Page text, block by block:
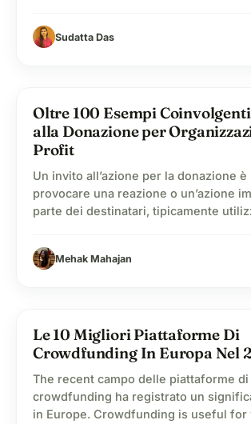
fondamentale trovare idee per attività
beneficenza che siano fresche,
Sudatta Das
lightbulb
Oltre 100 Esempi
alla Donazione per
Profit
Un invito all’azione per la donazione
provocare una reazione o un’azione
parte dei destinatari, tipicamente
non profit. Un CTA per donare offre
chiare, incoraggiando il pubblico a
Mehak Mahajan
volunteer_activism
Le 10 Migliori Piattaforme Di
Crowdfunding In Europa Nel
The recent campo delle piattaforme di
crowdfunding ha registrato un
in Europe. Crowdfunding is useful for